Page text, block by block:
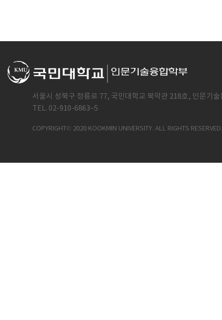
서울시 성북구 정릉로 77, 국민대학교 북악관 218호, 인문기
TEL. 02-910-6863~5
COPYRIGHT© 2020 KOOKMIN UNIVERSITY. ALL RIGHTS RESERVED.